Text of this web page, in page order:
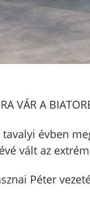
VÁR A
évben
vált az
Péter